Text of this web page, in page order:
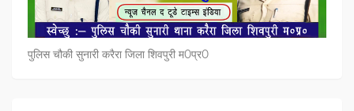
पुलिस चौकी सुनारी करैरा जिला शिवपुरी म0प्र0